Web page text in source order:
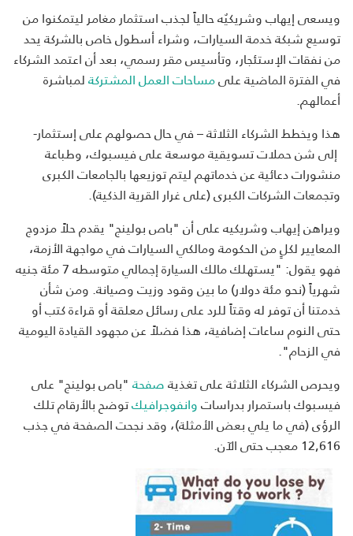
ويسعى إيهاب وشريكيٌه حالياً لجذب استثمار مغامر ليتمكنوا من
توسيع شبكة خدمة السيارات، وشراء أسطول خاص بالشركة يحد
من نفقات الإستئجار، وتأسيس مقر رسمي، بعد أن اعتمد الشركاء
في الفترة الماضية علىمساحات العمل المشتركةلمباشرة
أعمالهم.
هذا ويخطط الشركاء الثلاثة – في حال حصولهم على إستثمار-
إلى شن حملات تسويقية موسعة على فيسبوك، وطباعة
منشورات دعائية عن خدماتهم ليتم توزيعها بالجامعات الكبرى
وتجمعات الشركات الكبرى (على غرار القرية الذكية).
ويراهن إيهاب وشريكيه على أن "باص بولينج" يقدم حلاً مزدوج
المعايير لكلٍ من الحكومة ومالكي السيارات في مواجهة الأزمة،
فهو يقول: "يستهلك مالك السيارة إجمالي متوسطه 7 مئة جنيه
شهرياً (نحو مئة دولار) ما بين وقود وزيت وصيانة. ومن شأن
خدمتنا أن توفر له وقتاً للرد على رسائل معلقة أو قراءة كتب أو
حتى النوم ساعات إضافية، هذا فضلاً عن مجهود القيادة اليومية
في الزحام".
ويحرص الشركاء الثلاثة على تغذيةصفحة"باص بولينج" على
فيسبوك باستمرار بدراساتوانفوجرافيكتوضح بالأرقام تلك
الرؤى (في ما يلي بعض الأمثلة)، وقد نجحت الصفحة في جذب
12,616 معجب حتى الآن.